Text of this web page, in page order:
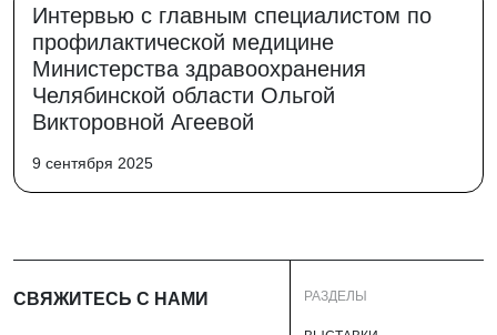
Интервью с главным специалистом по
профилактической медицине
Министерства здравоохранения
Челябинской области Ольгой
Викторовной Агеевой
9 сентября 2025
СВЯЖИТЕСЬ С НАМИ РАЗДЕЛЫ